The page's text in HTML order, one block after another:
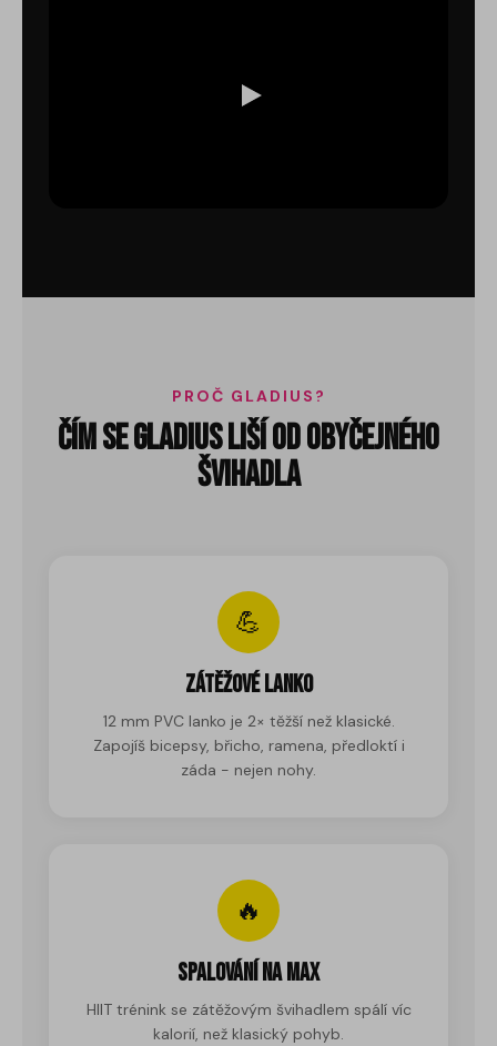
PROČ GLADIUS?
Čím se Gladius liší od obyčejného
švihadla
💪
Zátěžové lanko
12 mm PVC lanko je 2× těžší než klasické.
Zapojíš bicepsy, břicho, ramena, předloktí i
záda - nejen nohy.
🔥
Spalování na max
HIIT trénink se zátěžovým švihadlem spálí víc
kalorií, než klasický pohyb.